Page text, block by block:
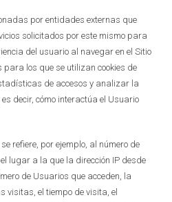
por entidades externas que
solicitados por este mismo para
del usuario al navegar en el Sitio
los que se utilizan cookies de
de accesos y analizar la
decir, cómo interactúa el Usuario
refiere, por ejemplo, al número de
lugar a la que la dirección IP desde
de Usuarios que acceden, la
visitas, el tiempo de visita, el